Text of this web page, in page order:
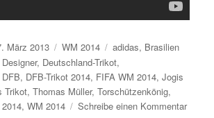
März 2013 Kategorien
WM 2014 Schlagwörter
adidas, Brasilien
Designer, Deutschland-Trikot,
DFB, DFB-Trikot 2014, FIFA WM 2014,Jogis
Trikot,Thomas Müller,Torschützenkönig,
,WM 2014 Schreibe einen Kommentarzu